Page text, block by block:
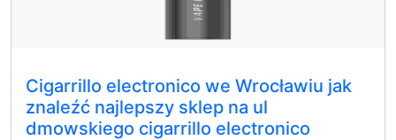
Cigarrillo electronico we Wrocławiu jak
znaleźć najlepszy sklep na ul
dmowskiego cigarrillo electronico